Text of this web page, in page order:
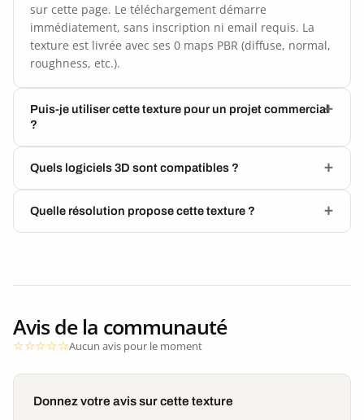
sur cette page. Le téléchargement démarre
immédiatement, sans inscription ni email requis. La
texture est livrée avec ses 0 maps PBR (diffuse, normal,
roughness, etc.).
Puis-je utiliser cette texture pour un projet commercial
?
Quels logiciels 3D sont compatibles ?
Quelle résolution propose cette texture ?
Avis de la communauté
Aucun avis pour le moment
Donnez votre avis sur cette texture